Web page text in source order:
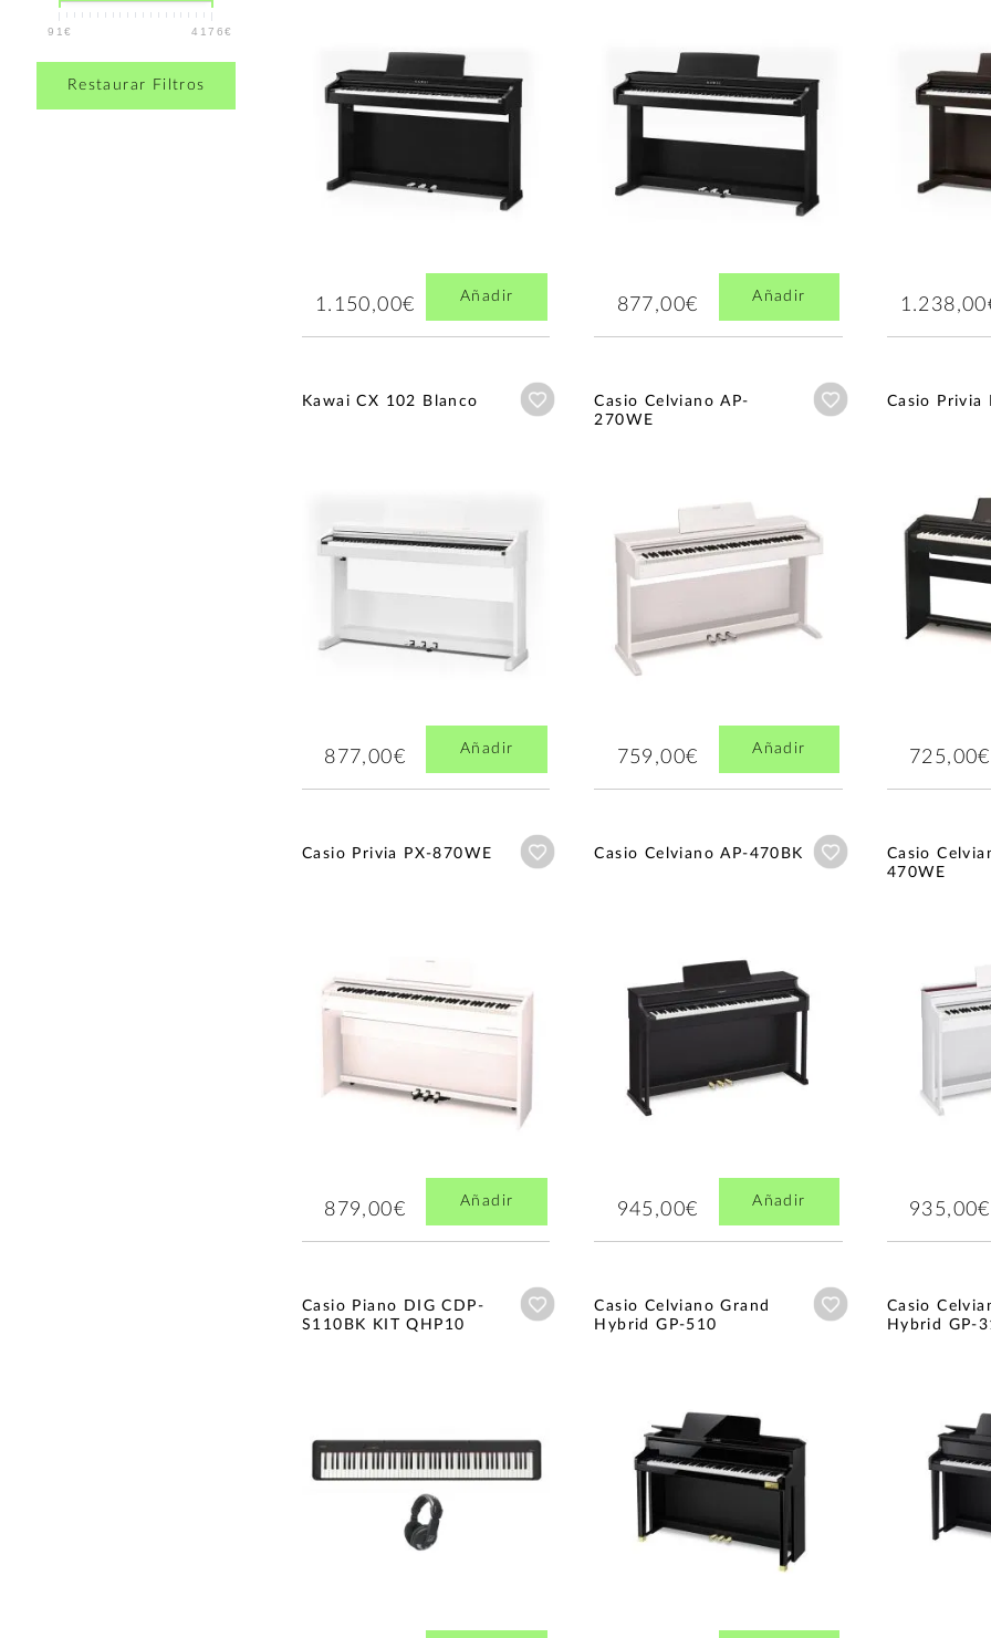
91€ 4176€
Restaurar Filtros
1.150,00€ Añadir 877,00€ Añadir
Kawai CX 102 Blanco Añadir a wishlist
877,00€ Añadir
Casio Celviano AP-
270WE
Añadir a wishlist
759,00€ Añadir
Casio Privia
725,00€
Casio Privia PX-870WE Añadir a wishlist
879,00€ Añadir
Casio Celviano AP-470BK Añadir a wishlist
945,00€ Añadir
Casio
470WE
935,00€
Casio Piano DIG CDP-
S110BK KIT QHP10
Añadir a wishlist
Casio Celviano Grand
Hybrid GP-510
Añadir a wishlist
Casio
Hybrid GP-